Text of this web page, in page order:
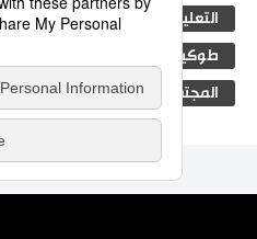
التعليم الياباني ثقافة
طوكيو
المجتمع الياباني فن